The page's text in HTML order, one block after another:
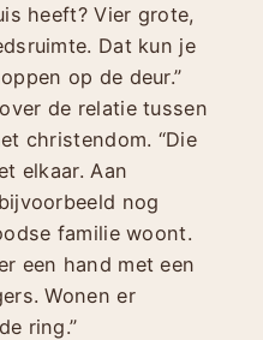
heeft? Vier grote,
Dat kun je
op de deur.”
de relatie tussen
christendom. “Die
elkaar. Aan
nog
familie woont.
een hand met een
Wonen er
ring.”